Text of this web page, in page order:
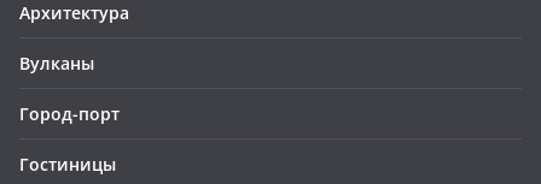
Архитектура
Вулканы
Город-порт
Гостиницы